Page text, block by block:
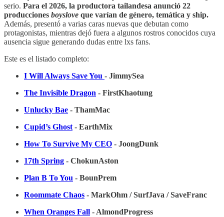
serio. Para el 2026, la productora tailandesa anunció 22
producciones boyslove que varían de género, temática y ship.
Además, presentó a varias caras nuevas que debutan como
protagonistas, mientras dejó fuera a algunos rostros conocidos cuya
ausencia sigue generando dudas entre lxs fans.
Este es el listado completo:
I Will Always Save You - JimmySea
The Invisible Dragon - FirstKhaotung
Unlucky Bae - ThamMac
Cupid’s Ghost - EarthMix
How To Survive My CEO - JoongDunk
17th Spring - ChokunAston
Plan B To You - BounPrem
Roommate Chaos - MarkOhm / SurfJava / SaveFranc
When Oranges Fall - AlmondProgress